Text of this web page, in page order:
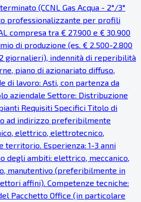
(CCNL Gas Acqua - 2°/3°
professionalizzante per profili
compresa tra € 27.900 e € 30.900
di produzione (es. € 2.500-2.800
giornalieri), indennità di reperibilità
piano di azionariato diffuso,
di lavoro: Asti, con partenza da
aziendale Settore: Distribuzione
Requisiti Specifici Titolo di
ad indirizzo preferibilmente
elettrico, elettrotecnico,
territorio. Esperienza: 1-3 anni
degli ambiti: elettrico, meccanico,
manutentivo (preferibilmente in
affini). Competenze tecniche:
Pacchetto Office (in particolare